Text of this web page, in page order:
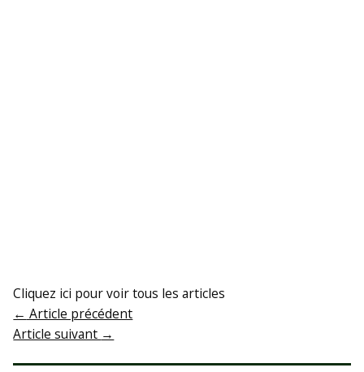
Cliquez ici pour voir tous les articles
← Article précédent
Article suivant →